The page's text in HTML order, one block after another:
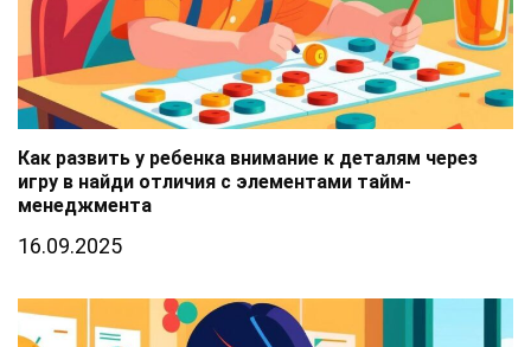
Как развить у ребенка внимание к деталям через
игру в найди отличия с элементами тайм-
менеджмента
16.09.2025